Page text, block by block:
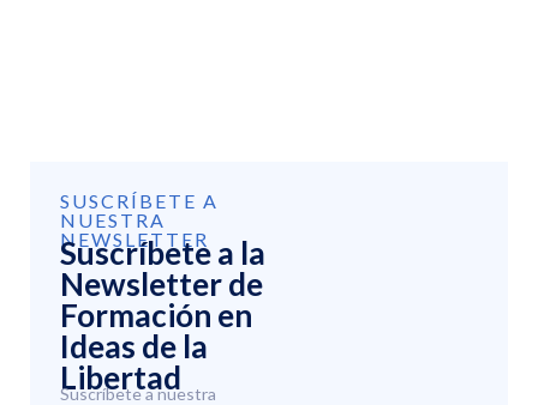
SUSCRÍBETE A
NUESTRA
NEWSLETTER
Suscríbete a la
Newsletter de
Formación en
Ideas de la
Libertad
Suscríbete a nuestra